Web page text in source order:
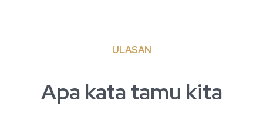
ULASAN
Apa kata tamu kita